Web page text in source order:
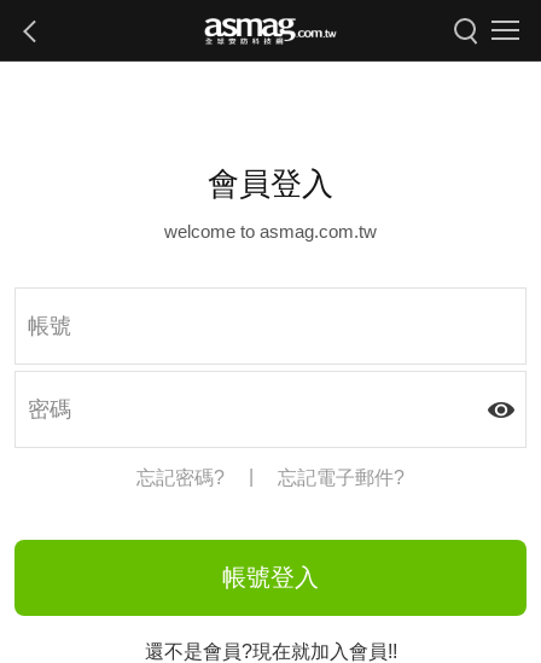
會員登入
welcome to asmag.com.tw
忘記密碼? 忘記電子郵件?
還不是會員?現在就加入會員!!